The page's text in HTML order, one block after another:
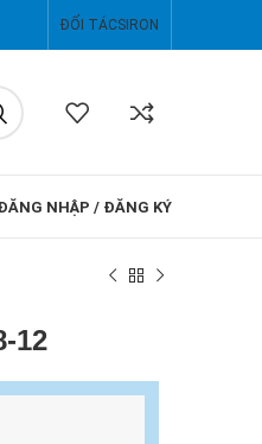
ĐỐI TÁCSIRON
NHẬP / ĐĂNG KÝ
12